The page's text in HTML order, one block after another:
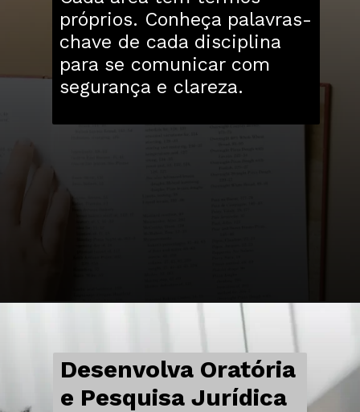
próprios. Conheça palavras-
chave de cada disciplina
para se comunicar com
segurança e clareza.
Desenvolva Oratória
e Pesquisa Jurídica